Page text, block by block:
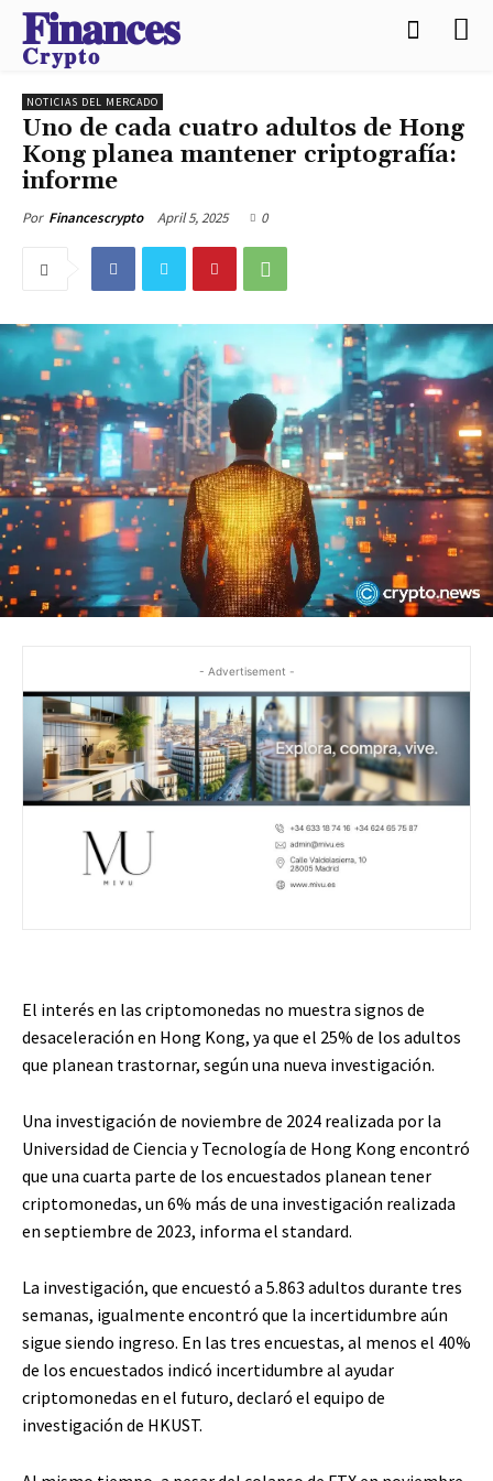
𝐅𝐢𝐧𝐚𝐧𝐜𝐞𝐬
𝐂𝐫𝐲𝐩𝐭𝐨
NOTICIAS DEL MERCADO
Uno de cada cuatro adultos de Hong
Kong planea mantener criptografía:
informe
Por Financescrypto April 5, 2025 0
- Advertisement -
El interés en las criptomonedas no muestra signos de
desaceleración en Hong Kong, ya que el 25% de los adultos
que planean trastornar, según una nueva investigación.
Una investigación de noviembre de 2024 realizada por la
Universidad de Ciencia y Tecnología de Hong Kong encontró
que una cuarta parte de los encuestados planean tener
criptomonedas, un 6% más de una investigación realizada
en septiembre de 2023, informa el standard.
La investigación, que encuestó a 5.863 adultos durante tres
semanas, igualmente encontró que la incertidumbre aún
sigue siendo ingreso. En las tres encuestas, al menos el 40%
de los encuestados indicó incertidumbre al ayudar
criptomonedas en el futuro, declaró el equipo de
investigación de HKUST.